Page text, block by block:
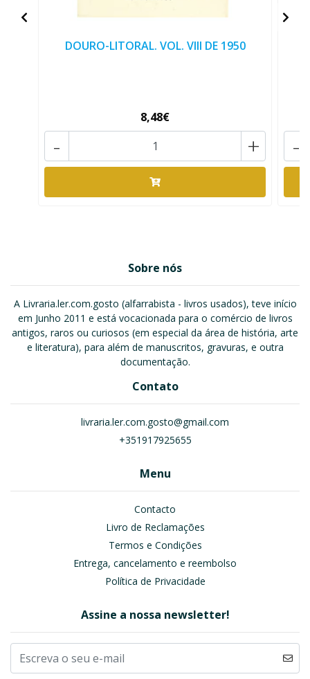
DOURO-LITORAL. VOL. VIII DE 1950
8,48€
+
- -
Sobre nós
A Livraria.ler.com.gosto (alfarrabista - livros usados), teve início
em Junho 2011 e está vocacionada para o comércio de livros
antigos, raros ou curiosos (em especial da área de história, arte
e literatura), para além de manuscritos, gravuras, e outra
documentação.
Contato
livraria.ler.com.gosto@gmail.com
+351917925655
Menu
Contacto
Livro de Reclamações
Termos e Condições
Entrega, cancelamento e reembolso
Política de Privacidade
Assine a nossa newsletter!